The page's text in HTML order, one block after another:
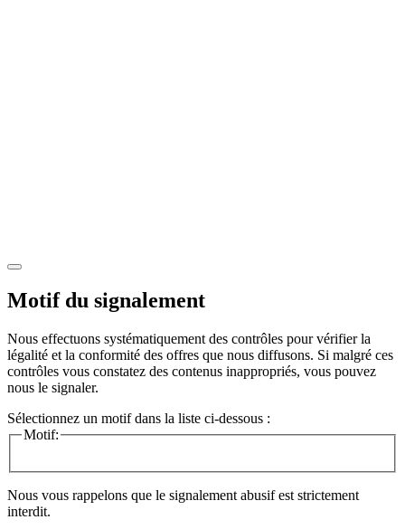
Motif du signalement
Nous effectuons systématiquement des contrôles pour vérifier la
légalité et la conformité des offres que nous diffusons. Si malgré ces
contrôles vous constatez des contenus inappropriés, vous pouvez
nous le signaler.
Sélectionnez un motif dans la liste ci-dessous :
Motif:
Nous vous rappelons que le signalement abusif est strictement
interdit.